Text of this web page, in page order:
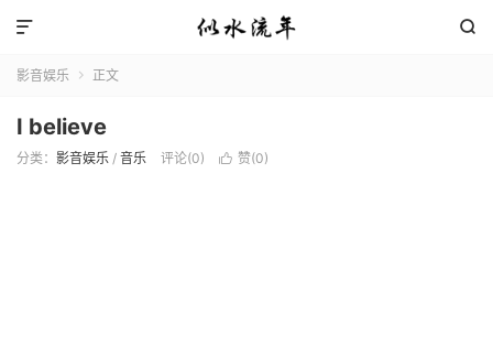


影音娱乐  正文
I believe
分类： 影音娱乐 / 音乐 评论(0)  赞(0)